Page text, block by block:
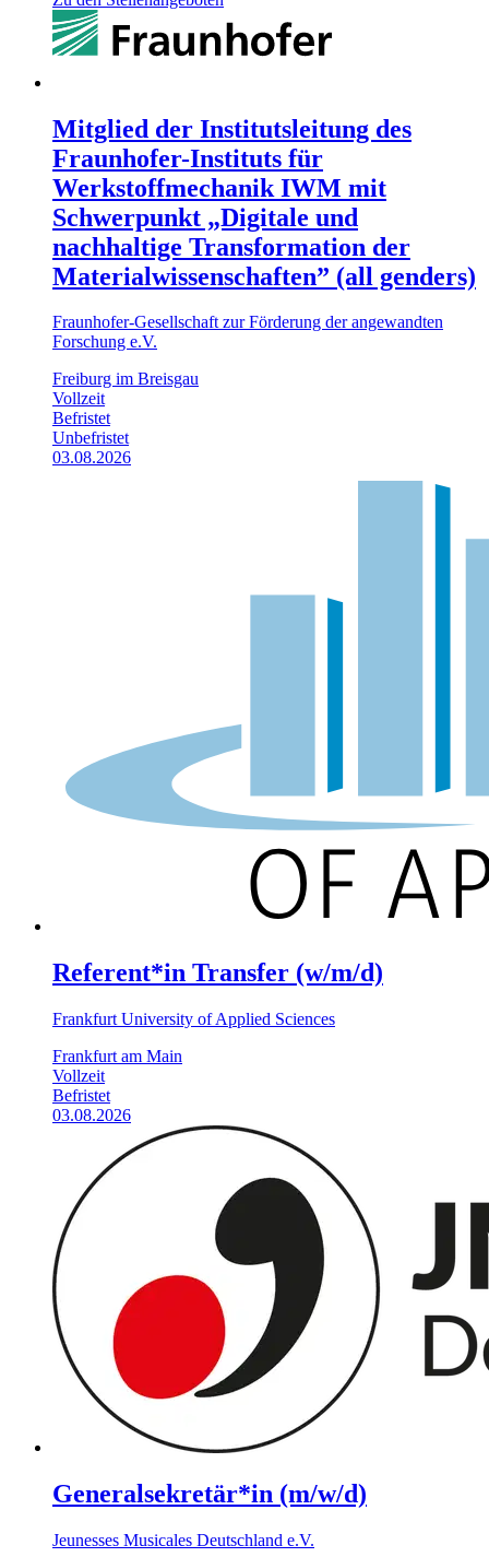
Mitglied der Institutsleitung des
Fraunhofer-Instituts für
Werkstoffmechanik IWM mit
Schwerpunkt „Digitale und
nachhaltige Transformation der
Materialwissenschaften” (all genders)
Fraunhofer-Gesellschaft zur Förderung der angewandten
Forschung e.V.
Freiburg im Breisgau
Vollzeit
Befristet
Unbefristet
03.08.2026
Referent*in Transfer (w/m/d)
Frankfurt University of Applied Sciences
Frankfurt am Main
Vollzeit
Befristet
03.08.2026
Generalsekretär*in (m/w/d)
Jeunesses Musicales Deutschland e.V.